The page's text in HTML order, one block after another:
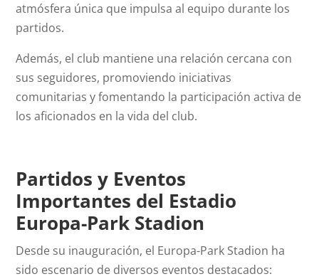
atmósfera única que impulsa al equipo durante los
partidos.
Además, el club mantiene una relación cercana con
sus seguidores, promoviendo iniciativas
comunitarias y fomentando la participación activa de
los aficionados en la vida del club.
Partidos y Eventos
Importantes del Estadio
Europa-Park Stadion
Desde su inauguración, el Europa-Park Stadion ha
sido escenario de diversos eventos destacados: